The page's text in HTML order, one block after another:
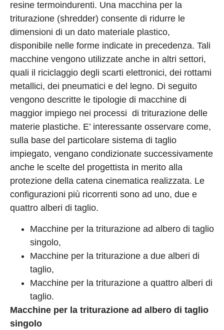
resine termoindurenti. Una macchina per la
triturazione (shredder) consente di ridurre le
dimensioni di un dato materiale plastico,
disponibile nelle forme indicate in precedenza. Tali
macchine vengono utilizzate anche in altri settori,
quali il riciclaggio degli scarti elettronici, dei rottami
metallici, dei pneumatici e del legno. Di seguito
vengono descritte le tipologie di macchine di
maggior impiego nei processi di triturazione delle
materie plastiche. E’ interessante osservare come,
sulla base del particolare sistema di taglio
impiegato, vengano condizionate successivamente
anche le scelte del progettista in merito alla
protezione della catena cinematica realizzata. Le
configurazioni più ricorrenti sono ad uno, due e
quattro alberi di taglio.
Macchine per la triturazione ad albero di taglio
singolo,
Macchine per la triturazione a due alberi di
taglio,
Macchine per la triturazione a quattro alberi di
taglio.
Macchine per la triturazione ad albero di taglio
singolo